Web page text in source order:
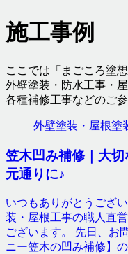
施工事例
ここでは「まごころ塗
外壁塗装・防水工事・
各種補修工事などのご
外壁塗装・屋根塗
笠木凹み補修｜大
元通りに♪
いつもありがとうござ
装・屋根工事の職人直
ございます。 先日、お
ニー笠木の凹み補修】